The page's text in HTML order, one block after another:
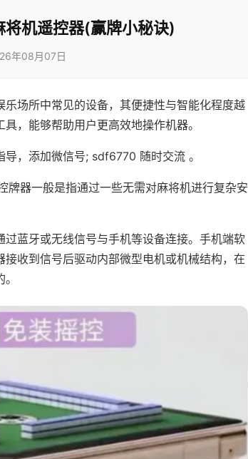
机遥控器(赢牌小秘诀)
年08月07日
乐场所中常见的设备，其便捷性与智能化程度越
，能够帮助用户更高效地操作机器。
，添加微信号; sdf6770 随时交流 。
牌器一般是指通过一些无需对麻将机进行复杂安
蓝牙或无线信号与手机等设备连接。手机端软
收到信号后驱动内部微型电机或机械结构，在